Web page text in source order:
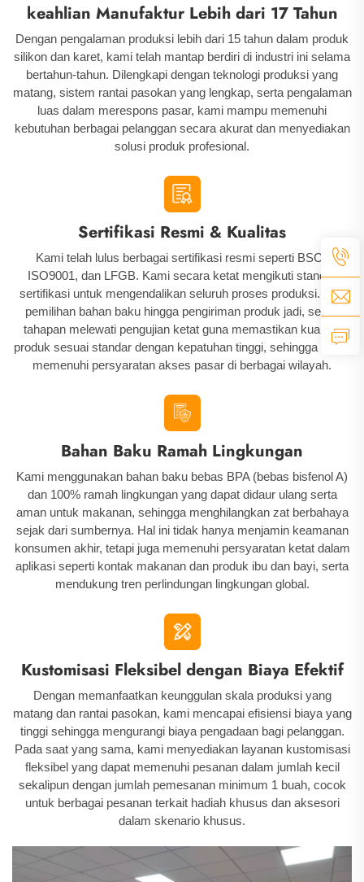
keahlian Manufaktur Lebih dari 17 Tahun
Dengan pengalaman produksi lebih dari 15 tahun dalam produk
silikon dan karet, kami telah mantap berdiri di industri ini selama
bertahun-tahun. Dilengkapi dengan teknologi produksi yang
matang, sistem rantai pasokan yang lengkap, serta pengalaman
luas dalam merespons pasar, kami mampu memenuhi
kebutuhan berbagai pelanggan secara akurat dan menyediakan
solusi produk profesional.
Sertifikasi Resmi & Kualitas
Kami telah lulus berbagai sertifikasi resmi seperti BSCI,
ISO9001, dan LFGB. Kami secara ketat mengikuti standar
sertifikasi untuk mengendalikan seluruh proses produksi. Dari
pemilihan bahan baku hingga pengiriman produk jadi, setiap
tahapan melewati pengujian ketat guna memastikan kualitas
produk sesuai standar dengan kepatuhan tinggi, sehingga dapat
memenuhi persyaratan akses pasar di berbagai wilayah.
Bahan Baku Ramah Lingkungan
Kami menggunakan bahan baku bebas BPA (bebas bisfenol A)
dan 100% ramah lingkungan yang dapat didaur ulang serta
aman untuk makanan, sehingga menghilangkan zat berbahaya
sejak dari sumbernya. Hal ini tidak hanya menjamin keamanan
konsumen akhir, tetapi juga memenuhi persyaratan ketat dalam
aplikasi seperti kontak makanan dan produk ibu dan bayi, serta
mendukung tren perlindungan lingkungan global.
Kustomisasi Fleksibel dengan Biaya Efektif
Dengan memanfaatkan keunggulan skala produksi yang
matang dan rantai pasokan, kami mencapai efisiensi biaya yang
tinggi sehingga mengurangi biaya pengadaan bagi pelanggan.
Pada saat yang sama, kami menyediakan layanan kustomisasi
fleksibel yang dapat memenuhi pesanan dalam jumlah kecil
sekalipun dengan jumlah pemesanan minimum 1 buah, cocok
untuk berbagai pesanan terkait hadiah khusus dan aksesori
dalam skenario khusus.